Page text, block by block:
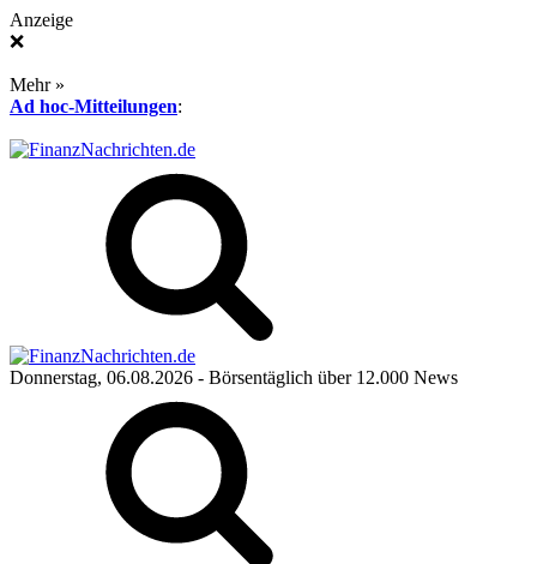
Anzeige
❌
Mehr »
Ad hoc-Mitteilungen:
Donnerstag, 06.08.2026 - Börsentäglich über 12.000 News